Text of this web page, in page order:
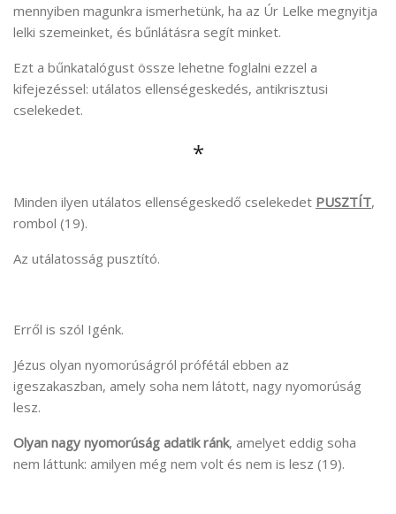
mennyiben magunkra ismerhetünk, ha az Úr Lelke megnyitja
lelki szemeinket, és bűnlátásra segít minket.
Ezt a bűnkatalógust össze lehetne foglalni ezzel a
kifejezéssel: utálatos ellenségeskedés, antikrisztusi
cselekedet.
*
Minden ilyen utálatos ellenségeskedő cselekedet PUSZTÍT,
rombol (19).
Az utálatosság pusztító.
Erről is szól Igénk.
Jézus olyan nyomorúságról prófétál ebben az
igeszakaszban, amely soha nem látott, nagy nyomorúság
lesz.
Olyan nagy nyomorúság adatik ránk, amelyet eddig soha
nem láttunk: amilyen még nem volt és nem is lesz (19).